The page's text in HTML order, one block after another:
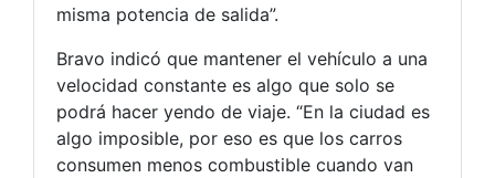
misma potencia de salida”.
Bravo indicó que mantener el vehículo a una
velocidad constante es algo que solo se
podrá hacer yendo de viaje. “En la ciudad es
algo imposible, por eso es que los carros
consumen menos combustible cuando van